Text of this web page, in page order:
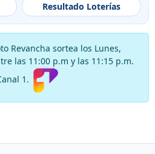
Gana
Cr 50 57 04
Gana
Cr 49 44 55
Los Milagros
Resultado Loterías
Revancha sortea los Lunes,
las 11:00 p.m y las 11:15 p.m.
1.